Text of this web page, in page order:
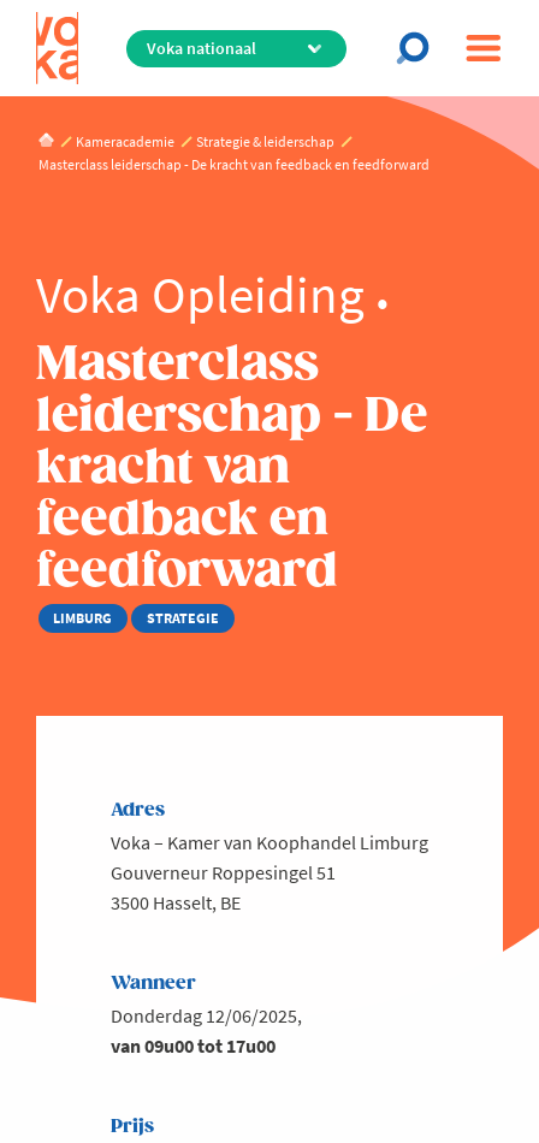
Overslaan
de
inhoud
Kameracademie
Strategie & leiderschap
Masterclass leiderschap - De kracht van feedback en feedforward
Voka Opleiding
Masterclass
leiderschap - De
kracht van
feedback en
feedforward
LIMBURG STRATEGIE
Adres
Voka – Kamer van Koophandel Limburg
Gouverneur Roppesingel 51
3500 Hasselt, BE
Wanneer
Donderdag 12/06/2025,
van 09u00 tot 17u00
Prijs